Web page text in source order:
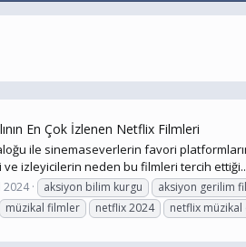
En Çok İzlenen Netflix Filmleri
ile sinemaseverlerin favori
izleyicilerin neden bu filmleri tercih
2024 aksiyon bilim kurgu aksiyon gerilim
müzikal filmler netflix 2024 netflix müzikal